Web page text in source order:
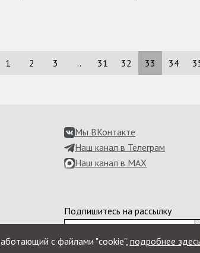
1 2 3 .. 31 32 33 34
Мы ВКонтакте
Наш канал в Телеграм
Наш канал в MAX
Подпишитесь на рассылку
с файлами "cookie", подробнее здесь